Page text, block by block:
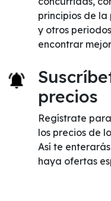
principios de
y otros
encontrar
precios
Regístrate
los precios de
Así te
haya ofertas